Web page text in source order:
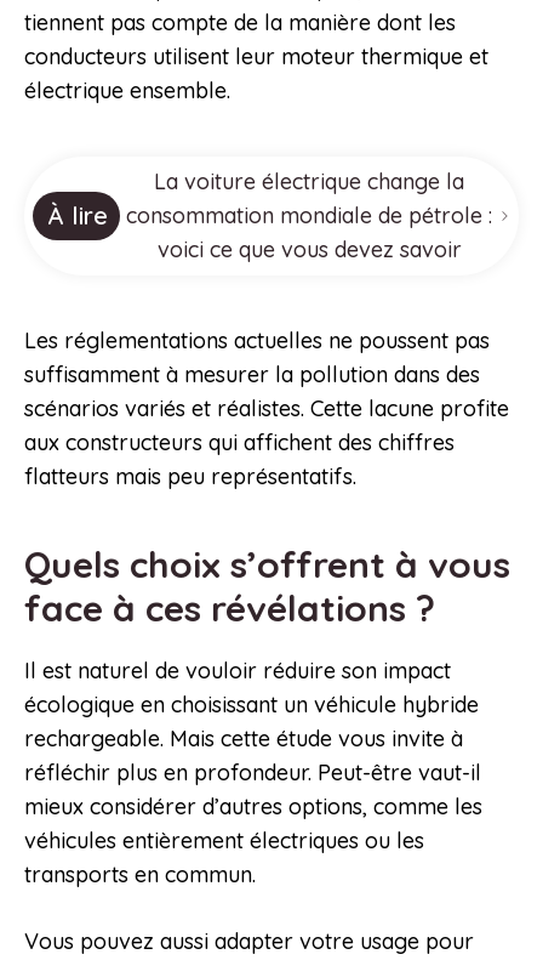
tiennent pas compte de la manière dont les
conducteurs utilisent leur moteur thermique et
électrique ensemble.
À lire
La voiture électrique change la
consommation mondiale de pétrole :
voici ce que vous devez savoir
Les réglementations actuelles ne poussent pas
suffisamment à mesurer la pollution dans des
scénarios variés et réalistes. Cette lacune profite
aux constructeurs qui affichent des chiffres
flatteurs mais peu représentatifs.
Quels choix s’offrent à vous
face à ces révélations ?
Il est naturel de vouloir réduire son impact
écologique en choisissant un véhicule hybride
rechargeable. Mais cette étude vous invite à
réfléchir plus en profondeur. Peut-être vaut-il
mieux considérer d’autres options, comme les
véhicules entièrement électriques ou les
transports en commun.
Vous pouvez aussi adapter votre usage pour